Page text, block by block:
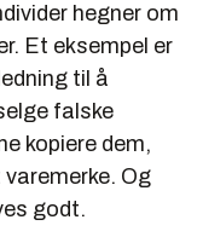
hegner om
Et eksempel er
til å
falske
kopiere dem,
Og
godt.